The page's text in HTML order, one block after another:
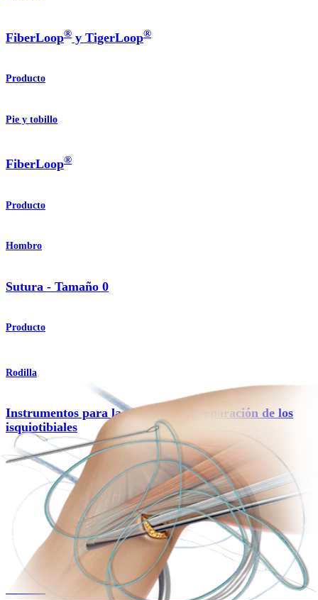
FiberLoop® y TigerLoop®
Producto
Pie y tobillo
FiberLoop®
Producto
Hombro
Sutura - Tamaño 0
Producto
Rodilla
Instrumentos para la obtención y preparación de los
isquiotibiales
Producto
Sutura en lazo con aguja